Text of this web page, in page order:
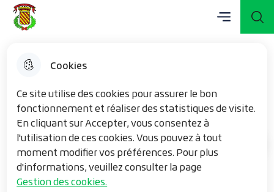
Cookies
Ce site utilise des cookies pour assurer le bon
fonctionnement et réaliser des statistiques de visite.
En cliquant sur Accepter, vous consentez à
l'utilisation de ces cookies. Vous pouvez à tout
moment modifier vos préférences. Pour plus
d'informations, veuillez consulter la page
Gestion des cookies.
Aller
au
Consulter
le plan du
Menu
La médiathèque municipale
Accueil Mon quotidien